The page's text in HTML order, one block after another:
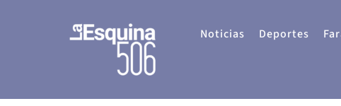
Noticias Deportes